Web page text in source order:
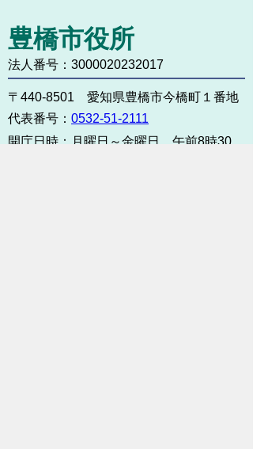
豊橋市役所
法人番号：3000020232017
〒440-8501 愛知県豊橋市今橋町１番地
代表番号： 0532-51-2111
開庁日時： 月曜日～金曜日 午前8時30